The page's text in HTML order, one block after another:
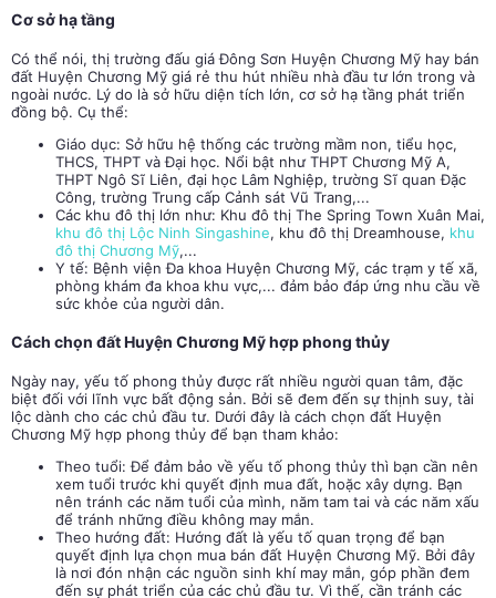
Cơ sở hạ tầng
Có thể nói, thị trường đấu giá Đông Sơn Huyện Chương Mỹ hay bán
đất Huyện Chương Mỹ giá rẻ thu hút nhiều nhà đầu tư lớn trong và
ngoài nước. Lý do là sở hữu diện tích lớn, cơ sở hạ tầng phát triển
đồng bộ. Cụ thể:
Giáo dục: Sở hữu hệ thống các trường mầm non, tiểu học,
THCS, THPT và Đại học. Nổi bật như THPT Chương Mỹ A,
THPT Ngô Sĩ Liên, đại học Lâm Nghiệp, trường Sĩ quan Đặc
Công, trường Trung cấp Cảnh sát Vũ Trang,...
Các khu đô thị lớn như: Khu đô thị The Spring Town Xuân Mai,
khu đô thị Lộc Ninh Singashine, khu đô thị Dreamhouse, khu
đô thị Chương Mỹ,...
Y tế: Bệnh viện Đa khoa Huyện Chương Mỹ, các trạm y tế xã,
phòng khám đa khoa khu vực,... đảm bảo đáp ứng nhu cầu về
sức khỏe của người dân.
Cách chọn đất Huyện Chương Mỹ hợp phong thủy
Ngày nay, yếu tố phong thủy được rất nhiều người quan tâm, đặc
biệt đối với lĩnh vực bất động sản. Bởi sẽ đem đến sự thịnh suy, tài
lộc dành cho các chủ đầu tư. Dưới đây là cách chọn đất Huyện
Chương Mỹ hợp phong thủy để bạn tham khảo:
Theo tuổi: Để đảm bảo về yếu tố phong thủy thì bạn cần nên
xem tuổi trước khi quyết định mua đất, hoặc xây dựng. Bạn
nên tránh các năm tuổi của mình, năm tam tai và các năm xấu
để tránh những điều không may mắn.
Theo hướng đất: Hướng đất là yếu tố quan trọng để bạn
quyết định lựa chọn mua bán đất Huyện Chương Mỹ. Bởi đây
là nơi đón nhận các nguồn sinh khí may mắn, góp phần đem
đến sự phát triển của các chủ đầu tư. Vì thế, cần tránh các